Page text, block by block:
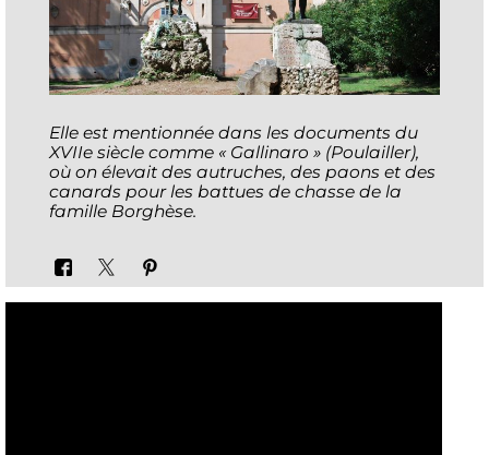
Elle est mentionnée dans les documents du
XVIIe siècle comme « Gallinaro » (Poulailler),
où on élevait des autruches, des paons et des
canards pour les battues de chasse de la
famille Borghèse.